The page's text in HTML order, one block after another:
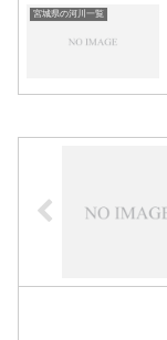
宮城県の河川一覧